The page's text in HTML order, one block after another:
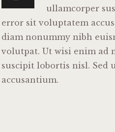
ullamcorper
error sit voluptatem
diam nonummy nibh
volutpat. Ut wisi enim ad
suscipit lobortis nisl. Sed
accusantium.